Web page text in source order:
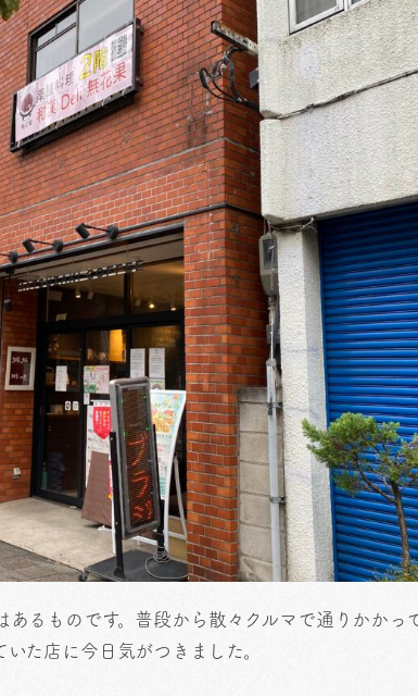
るものです。普段から散々クルマで通りかかっ
た店に今日気がつきました。